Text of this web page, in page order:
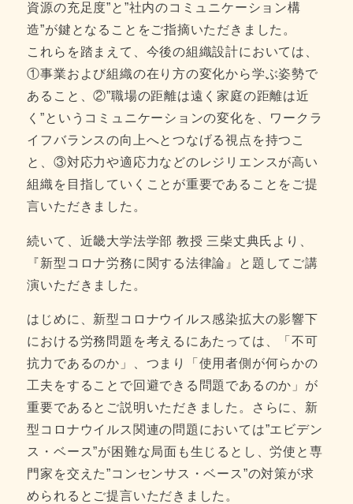
資源の充足度”と”社内のコミュニケーション構
造”が鍵となることをご指摘いただきました。
これらを踏まえて、今後の組織設計においては、
①事業および組織の在り方の変化から学ぶ姿勢で
あること、②”職場の距離は遠く家庭の距離は近
く”というコミュニケーションの変化を、ワークラ
イフバランスの向上へとつなげる視点を持つこ
と、③対応力や適応力などのレジリエンスが高い
組織を目指していくことが重要であることをご提
言いただきました。
続いて、近畿大学法学部 教授 三柴丈典氏より、
『新型コロナ労務に関する法律論』と題してご講
演いただきました。
はじめに、新型コロナウイルス感染拡大の影響下
における労務問題を考えるにあたっては、「不可
抗力であるのか」、つまり「使用者側が何らかの
工夫をすることで回避できる問題であるのか」が
重要であるとご説明いただきました。さらに、新
型コロナウイルス関連の問題においては”エビデン
ス・ベース”が困難な局面も生じるとし、労使と専
門家を交えた”コンセンサス・ベース”の対策が求
められるとご提言いただきました。